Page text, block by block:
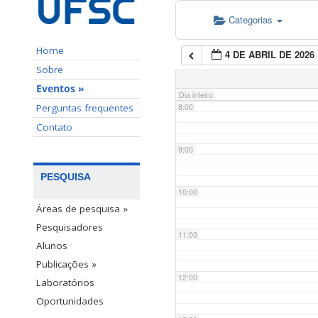
Home
Sobre
Eventos »
Perguntas frequentes
Contato
PESQUISA
Áreas de pesquisa »
Pesquisadores
Alunos
Publicações »
Laboratórios
Oportunidades
Categorias
4 DE ABRIL DE 2026
Dia inteiro
7:00
8:00
9:00
10:00
11:00
12:00